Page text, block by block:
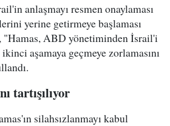
anlaşmayı resmen onaylaması
yerine getirmeye başlaması
ABD yönetiminden İsrail'i
aşamaya geçmeye zorlamasını
tartışılıyor
silahsızlanmayı kabul